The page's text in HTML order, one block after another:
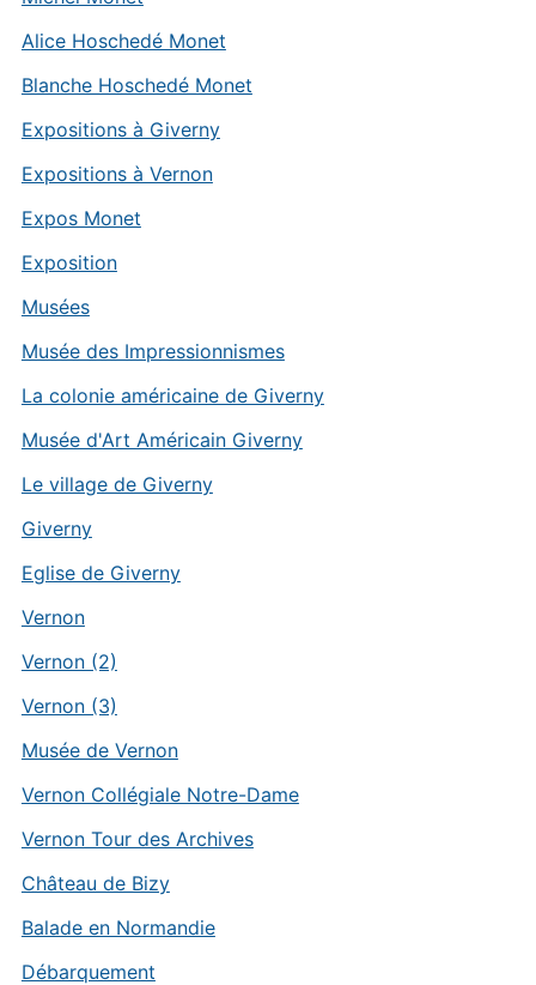
Alice Hoschedé Monet
Blanche Hoschedé Monet
Expositions à Giverny
Expositions à Vernon
Expos Monet
Exposition
Musées
Musée des Impressionnismes
La colonie américaine de Giverny
Musée d'Art Américain Giverny
Le village de Giverny
Giverny
Eglise de Giverny
Vernon
Vernon (2)
Vernon (3)
Musée de Vernon
Vernon Collégiale Notre-Dame
Vernon Tour des Archives
Château de Bizy
Balade en Normandie
Débarquement